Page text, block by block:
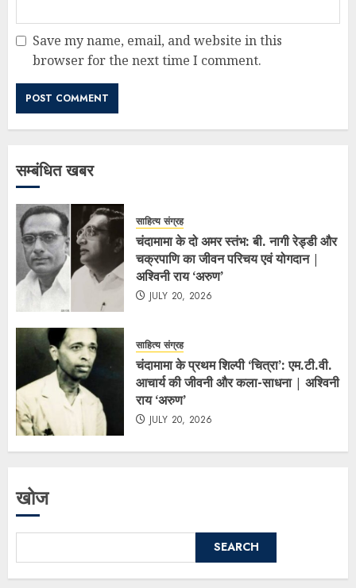
Save my name, email, and website in this
browser for the next time I comment.
सम्बंधित खबर
साहित्य संग्रह
चंदामामा के दो अमर स्तंभ: बी. नागी रेड्डी और
चक्रपाणि का जीवन परिचय एवं योगदान |
अश्विनी राय ‘अरुण’
JULY 20, 2026
साहित्य संग्रह
चंदामामा के प्रथम शिल्पी ‘चित्रा’: एम.टी.वी.
आचार्य की जीवनी और कला-साधना | अश्विनी
राय ‘अरुण’
JULY 20, 2026
खोज
SEARCH